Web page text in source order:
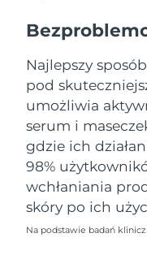
Najlepszy
pod
umożliwia
serum i
gdzie ich
98%
wchłaniania
skóry po ich
Na podstawie badań
Uzbekistan
Wietnam